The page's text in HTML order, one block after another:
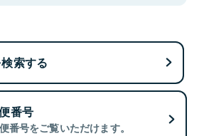
索する
番号
番号をご覧いただけます。